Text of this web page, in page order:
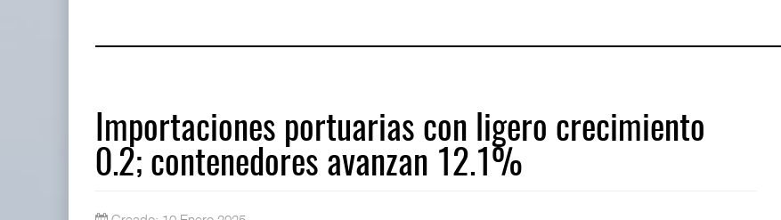
Importaciones portuarias con ligero crecimiento
0.2; contenedores avanzan 12.1%
AMANAC, treinta y nueve años navega ...